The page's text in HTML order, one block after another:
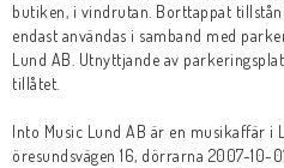
butiken, i vindrutan. Borttappat
endast användas i samband med
Lund AB. Utnyttjande av
tillåtet.
Into Music Lund AB är en musikaffär i
öresundsvägen 16, dörrarna 2007-10-